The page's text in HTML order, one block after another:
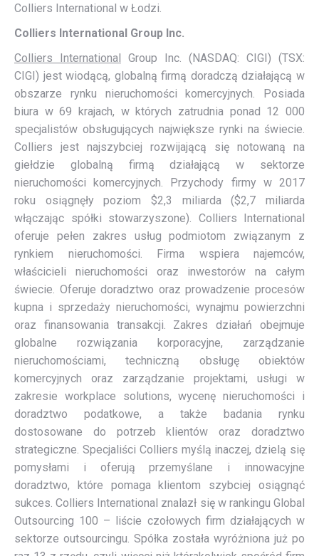
Colliers International w Łodzi.
Colliers International Group Inc.
Colliers International Group Inc. (NASDAQ: CIGI) (TSX:
CIGI) jest wiodącą, globalną firmą doradczą działającą w
obszarze rynku nieruchomości komercyjnych. Posiada
biura w 69 krajach, w których zatrudnia ponad 12 000
specjalistów obsługujących największe rynki na świecie.
Colliers jest najszybciej rozwijającą się notowaną na
giełdzie globalną firmą działającą w sektorze
nieruchomości komercyjnych. Przychody firmy w 2017
roku osiągnęły poziom $2,3 miliarda ($2,7 miliarda
włączając spółki stowarzyszone). Colliers International
oferuje pełen zakres usług podmiotom związanym z
rynkiem nieruchomości. Firma wspiera najemców,
właścicieli nieruchomości oraz inwestorów na całym
świecie. Oferuje doradztwo oraz prowadzenie procesów
kupna i sprzedaży nieruchomości, wynajmu powierzchni
oraz finansowania transakcji. Zakres działań obejmuje
globalne rozwiązania korporacyjne, zarządzanie
nieruchomościami, techniczną obsługę obiektów
komercyjnych oraz zarządzanie projektami, usługi w
zakresie workplace solutions, wycenę nieruchomości i
doradztwo podatkowe, a także badania rynku
dostosowane do potrzeb klientów oraz doradztwo
strategiczne. Specjaliści Colliers myślą inaczej, dzielą się
pomysłami i oferują przemyślane i innowacyjne
doradztwo, które pomaga klientom szybciej osiągnąć
sukces. Colliers International znalazł się w rankingu Global
Outsourcing 100 – liście czołowych firm działających w
sektorze outsourcingu. Spółka została wyróżniona już po